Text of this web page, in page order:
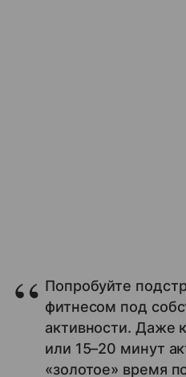
Попробуйте
фитнесом под
активности. Даже
или 15–20 минут
«золотое» время